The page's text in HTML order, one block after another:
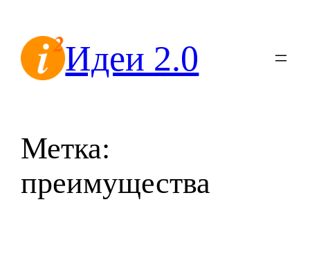
содержимомуИдеи 2.0
Метка:
преимущества